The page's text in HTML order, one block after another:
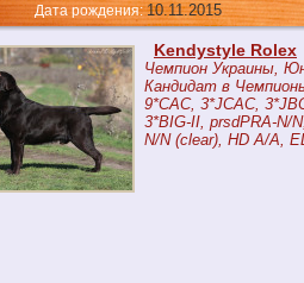
рождения:10.11.2015
Kendystyle Rolex
Чемпион Украины,
Кандидат в
9*CAC, 3*JCAC,
3*BIG-II, prsdPRA-N/
N/N (clear), HD A/A,